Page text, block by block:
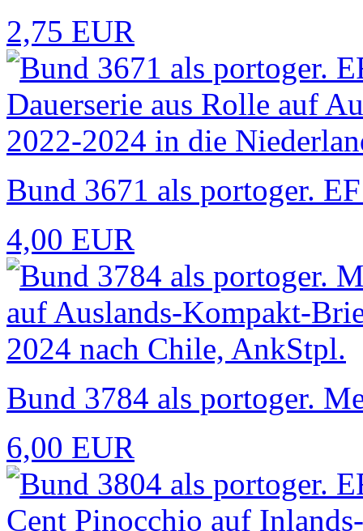
2,75 EUR
Bund 3671 als portoger.
4,00 EUR
Bund 3784 als portoger.
6,00 EUR